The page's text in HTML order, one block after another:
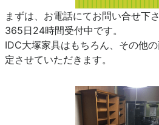
まずは、お電話にてお問い合せ下さ
365日24時間受付中です。
IDC大塚家具はもちろん、その他
定させていただきます。